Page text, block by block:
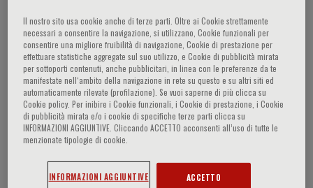
Giuseppe M.C., Kaski Juan Carlos, Collins
Michael T.,Mollace Vincenzo,Collins Peter,
Caracciolo Giuseppe,- -,Avezum Álvaro,
Capelli S.C.,Sebba Barroso Weimar K.,
Bertolami Marcelo,Bolivar Malachias Marcus
Vinicius,Kerr Saraiva José Francisco, Ferreira
João Fernando,Pinto Ibraim Masciarelli,
Moreira Dalmo Antonio R.,
Il nostro sito usa cookie anche di terze parti. Oltre ai Cookie strettamente
necessari a consentire la navigazione, si utilizzano, Cookie funzionali per
consentire una migliore fruibilità di navigazione, Cookie di prestazione per
effettuare statistiche aggregate sul suo utilizzo, e Cookie di pubblicità mirata
per sottoporti contenuti, anche pubblicitari, in linea con le preferenze da te
manifestate nell‘ambito della navigazione in rete su questo e su altri siti ed
automaticamente rilevate (profilazione). Se vuoi saperne di più clicca su
Cookie policy. Per inibire i Cookie funzionali, i Cookie di prestazione, i Cookie
di pubblicità mirata e/o i cookie di specifiche terze parti clicca su
INFORMAZIONI AGGIUNTIVE. Cliccando ACCETTO acconsenti all’uso di tutte le
menzionate tipologie di cookie.
INFORMAZIONI AGGIUNTIVE ACCETTO